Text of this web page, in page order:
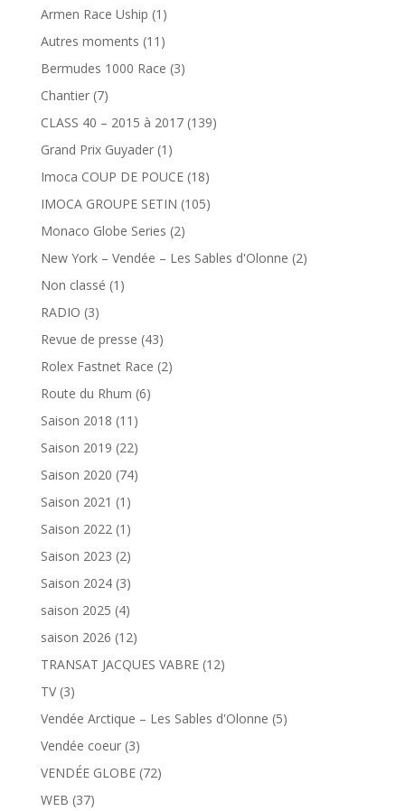
Armen Race Uship (1)
Autres moments (11)
Bermudes 1000 Race (3)
Chantier(7)
CLASS 40 – 2015 à 2017(139)
Grand Prix Guyader(1)
Imoca COUP DE POUCE(18)
IMOCA GROUPE SETIN (105)
Monaco Globe Series (2)
New York – Vendée – Les Sables d'Olonne (2)
Non classé (1)
RADIO (3)
Revue de presse (43)
Rolex Fastnet Race (2)
Route du Rhum (6)
Saison 2018 (11)
Saison 2019 (22)
Saison 2020 (74)
Saison 2021 (1)
Saison 2022 (1)
Saison 2023 (2)
Saison 2024(3)
saison 2025 (4)
saison 2026 (12)
TRANSAT JACQUES VABRE(12)
TV(3)
Vendée Arctique – Les Sables d'Olonne (5)
Vendée coeur(3)
VENDÉE GLOBE(72)
WEB (37)